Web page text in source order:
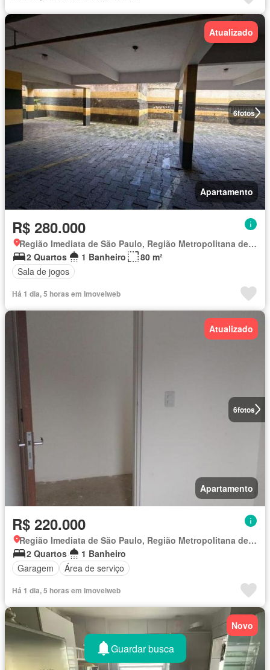
6fotos
Atualizado
Apartamento
R$ 280.000
Região Imediata de São Paulo, Região Metropolitana de São Paulo
2 Quartos
1 Banheiro
80 m²
Sala de jogos
Há 1 dia, 5 horas em Imovelweb
6fotos
Atualizado
Apartamento
R$ 220.000
Região Imediata de São Paulo, Região Metropolitana de São Paulo
2 Quartos
1 Banheiro
Garagem
Área de serviço
Há 1 dia, 5 horas em Imovelweb
Novo
Guardar busca